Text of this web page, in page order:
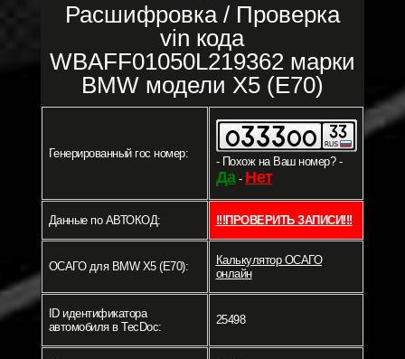
Расшифровка / Проверка
vin кода
WBAFF01050L219362 марки
BMW модели X5 (E70)
Генерированный гос номер:
- Похож на Ваш номер? -
Да- Нет
Данные по АВТОКОД: !!!ПРОВЕРИТЬ ЗАПИСИ!!!
ОСАГО для BMW X5 (E70):
Калькулятор ОСАГО
онлайн
ID идентификатора
автомобиля в TecDoc:
25498